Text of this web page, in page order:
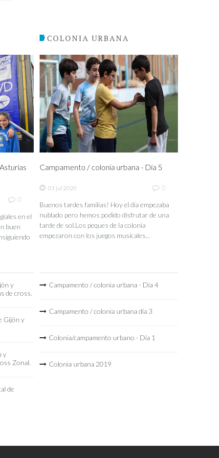
0
en el
buen
y
de cross.
Gijón y
y
Zonal.
de
COLONIA URBANA
Campamento / colonia urbana - Día 5
03 jul 2020 0
Buenos tardes familias! Hoy el día empezaba
nublado pero hemos podido disfrutar de una
tarde de sol.Los peques de la colonia
empezaron con los juegos musicales...
Campamento / colonia urbana - Día 4
Campamento / colonia urbana día 3
Colonia/campamento urbano - Día 1
Colonia urbana 2019